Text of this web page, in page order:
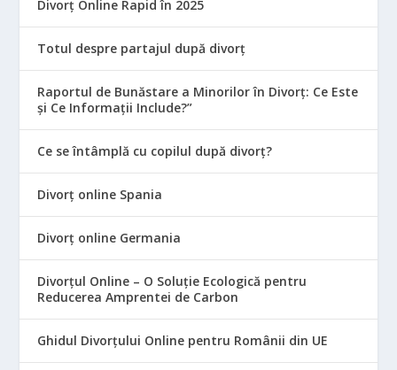
Divorț Online Rapid în 2025
Totul despre partajul după divorț
Raportul de Bunăstare a Minorilor în Divorț: Ce Este
și Ce Informații Include?”
Ce se întâmplă cu copilul după divorț?
Divorț online Spania
Divorț online Germania
Divorțul Online – O Soluție Ecologică pentru
Reducerea Amprentei de Carbon
Ghidul Divorțului Online pentru Românii din UE